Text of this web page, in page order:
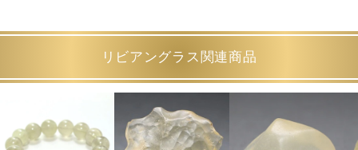
リビアングラス関連商品